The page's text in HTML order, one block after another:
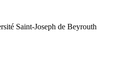
Saint-Joseph de Beyrouth